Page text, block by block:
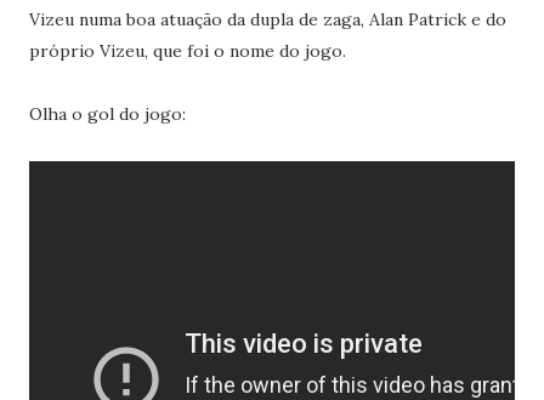
Vizeu numa boa atuação da dupla de zaga, Alan Patrick e do
próprio Vizeu, que foi o nome do jogo.
Olha o gol do jogo: